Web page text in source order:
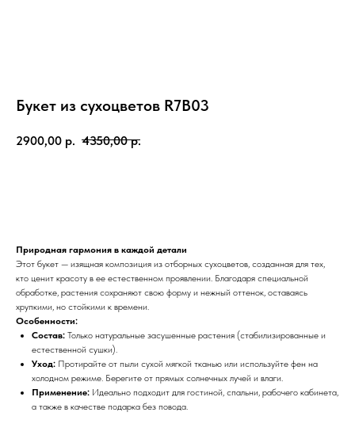
Букет из сухоцветов R7B03
2900,00 р. 4350,00 р.
Природная гармония в каждой детали
Этот букет — изящная композиция из отборных сухоцветов, созданная для тех,
кто ценит красоту в ее естественном проявлении. Благодаря специальной
обработке, растения сохраняют свою форму и нежный оттенок, оставаясь
хрупкими, но стойкими к времени.
Особенности:
Состав: Только натуральные засушенные растения (стабилизированные и
естественной сушки).
Уход: Протирайте от пыли сухой мягкой тканью или используйте фен на
холодном режиме. Берегите от прямых солнечных лучей и влаги.
Применение: Идеально подходит для гостиной, спальни, рабочего кабинета,
а также в качестве подарка без повода.